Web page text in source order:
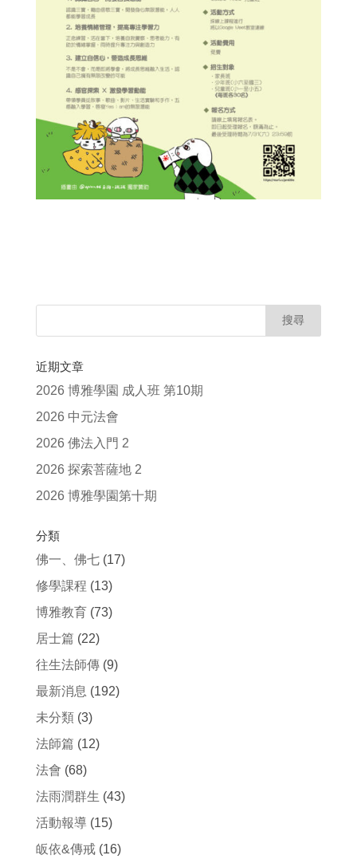
近期文章
2026 博雅學園 成人班 第10期
2026 中元法會
2026 佛法入門 2
2026 探索菩薩地 2
2026 博雅學園第十期
分類
佛一、佛七(17)
修學課程 (13)
博雅教育(73)
居士篇 (22)
往生法師傳(9)
最新消息 (192)
未分類(3)
法師篇 (12)
法會 (68)
法雨潤群生 (43)
活動報導(15)
皈依&傳戒(16)